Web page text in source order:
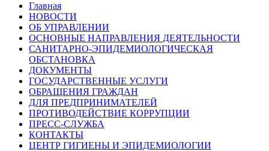
Главная
НОВОСТИ
ОБ УПРАВЛЕНИИ
ОСНОВНЫЕ НАПРАВЛЕНИЯ ДЕЯТЕЛЬНОСТИ
САНИТАРНО-ЭПИДЕМИОЛОГИЧЕСКАЯ
ОБСТАНОВКА
ДОКУМЕНТЫ
ГОСУДАРСТВЕННЫЕ УСЛУГИ
ОБРАЩЕНИЯ ГРАЖДАН
ДЛЯ ПРЕДПРИНИМАТЕЛЕЙ
ПРОТИВОДЕЙСТВИЕ КОРРУПЦИИ
ПРЕСС-СЛУЖБА
КОНТАКТЫ
ЦЕНТР ГИГИЕНЫ И ЭПИДЕМИОЛОГИИ